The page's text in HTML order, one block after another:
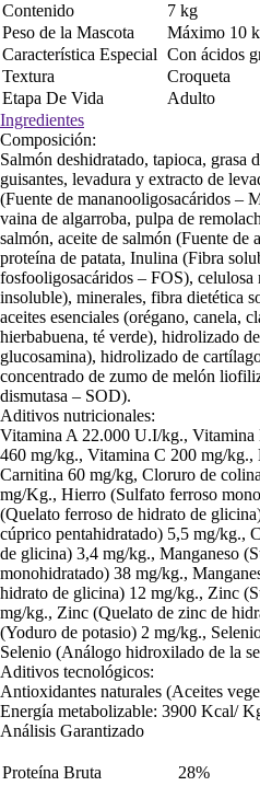
Contenido
7 kg
Peso de la Mascota
Máximo 10
Característica Especial Con ácidos
Textura
Croqueta
Etapa De Vida
Adulto
Ingredientes
Composición:
Salmón deshidratado, tapioca, grasa
guisantes, levadura y extracto de
(Fuente de mananooligosacáridos –
vaina de algarroba, pulpa de
salmón, aceite de salmón (Fuente
proteína de patata, Inulina (Fibra
fosfooligosacáridos – FOS), celulosa
insoluble), minerales, fibra dietética
aceites esenciales (orégano, canela,
hierbabuena, té verde), hidrolizado
glucosamina), hidrolizado de
concentrado de zumo de melón
dismutasa – SOD).
Aditivos nutricionales:
Vitamina A 22.000 U.I/kg.,
460 mg/kg., Vitamina C 200 mg/
Carnitina 60 mg/kg, Cloruro de
mg/Kg., Hierro (Sulfato ferroso
(Quelato ferroso de hidrato de
cúprico pentahidratado) 5,5 mg/kg.,
de glicina) 3,4 mg/kg., Manganeso
monohidratado) 38 mg/kg.,
hidrato de glicina) 12 mg/kg., Zinc
mg/kg., Zinc (Quelato de zinc de
(Yoduro de potasio) 2 mg/kg.,
Selenio (Análogo hidroxilado de la
Aditivos tecnológicos:
Antioxidantes naturales (Aceites
Energía metabolizable: 3900 Kcal/
Análisis Garantizado
Proteína Bruta
28%